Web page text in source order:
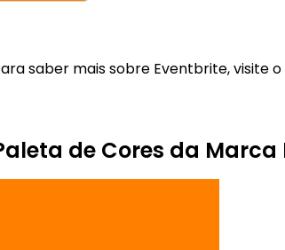
saber mais sobre Eventbrite, visite o
de Cores da Marca